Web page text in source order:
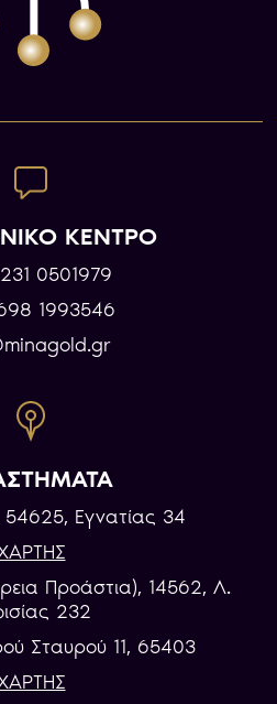
ΚΕΝΤΡΟ
0501979
1993546
Εγνατίας 34
Προάστια), 14562, Λ.
232
Σταυρού 11, 65403